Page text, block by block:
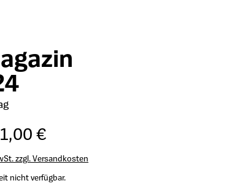
€
zzgl. Versandkosten
nicht verfügbar.